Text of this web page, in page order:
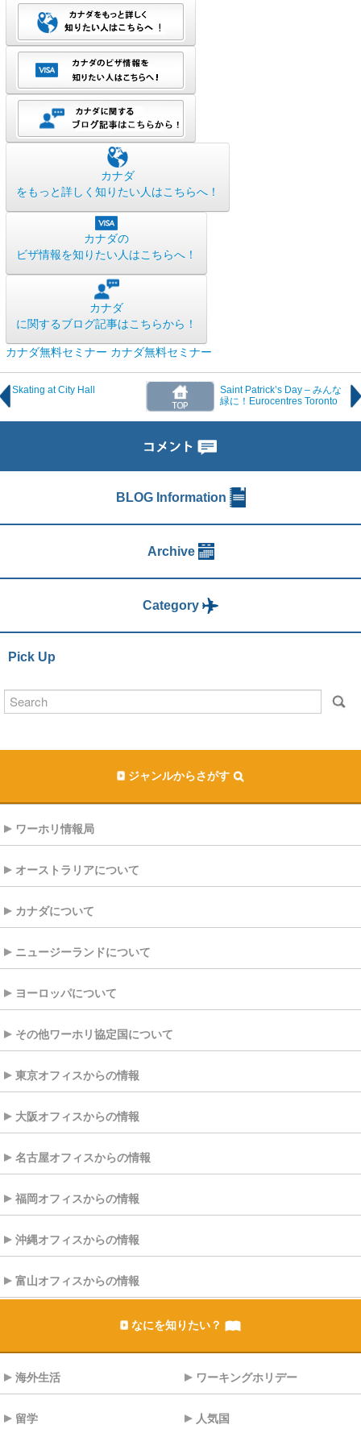
カナダ
をもっと詳しく知りたい人はこちらへ！
カナダの
ビザ情報を知りたい人はこちらへ！
カナダ
に関するブログ記事はこちらから！
カナダ無料セミナー カナダ無料セミナー
Skating at City Hall
Saint Patrick’s Day – みんな
緑に！Eurocentres Toronto
BLOG Information
Archive
Category
Pick Up
ジャンルからさがす
ワーホリ情報局
オーストラリアについて
カナダについて
ニュージーランドについて
ヨーロッパについて
その他ワーホリ協定国について
東京オフィスからの情報
大阪オフィスからの情報
名古屋オフィスからの情報
福岡オフィスからの情報
沖縄オフィスからの情報
富山オフィスからの情報
なにを知りたい？
海外生活 ワーキングホリデー
留学 人気国